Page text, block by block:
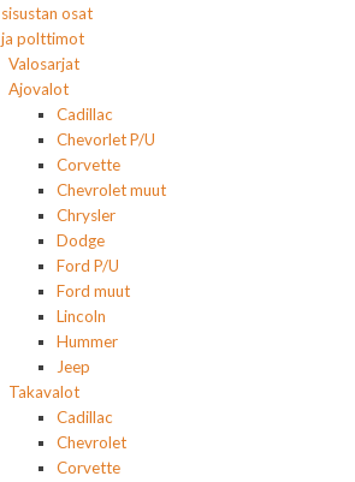
osat
polttimot
Valosarjat
Ajovalot
Cadillac
Chevorlet P/U
Corvette
Chevrolet muut
Chrysler
Dodge
Ford P/U
Ford muut
Lincoln
Hummer
Jeep
Takavalot
Cadillac
Chevrolet
Corvette